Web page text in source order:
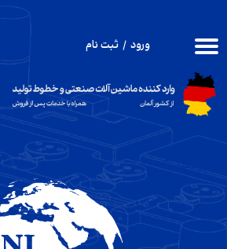
ورود / ثبت نام
حساب کاربری من
تغییر گذر واژه
سفارشات
خروج از حساب کاربری
​​تزریق پلاستیک